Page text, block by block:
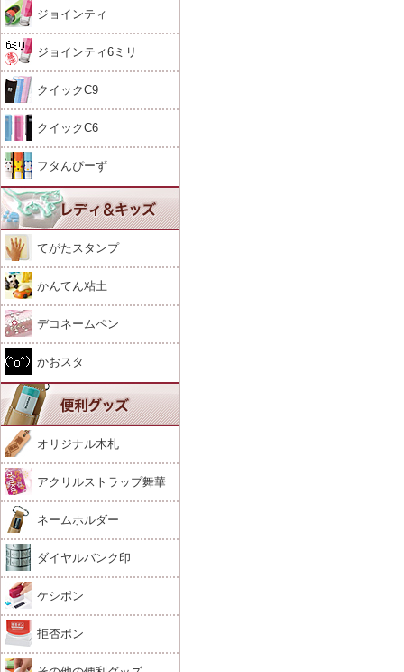
ジョインティ
ジョインティ6ミリ
クイックC9
クイックC6
フタんぴーず
てがたスタンプ
かんてん粘土
デコネームペン
かおスタ
オリジナル木札
アクリルストラップ舞華
ネームホルダー
ダイヤルバンク印
ケシポン
拒否ポン